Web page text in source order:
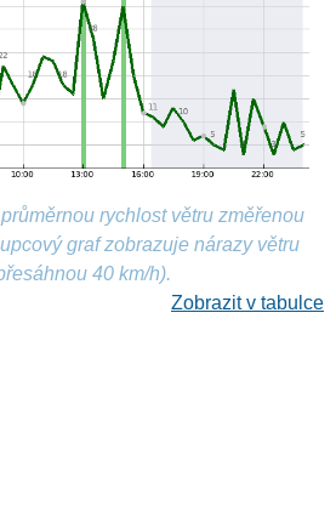
rychlost větru změřenou
graf zobrazuje nárazy větru
40 km/h).
Zobrazit v tabulce